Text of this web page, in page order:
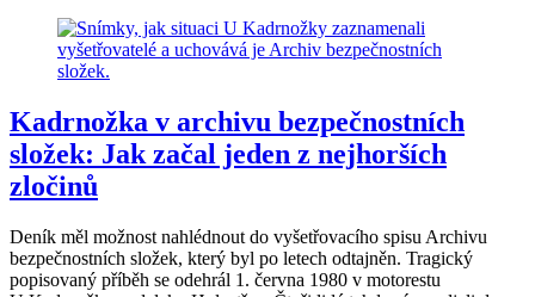
Kadrnožka v archivu bezpečnostních
složek: Jak začal jeden z nejhorších
zločinů
Deník měl možnost nahlédnout do vyšetřovacího spisu Archivu
bezpečnostních složek, který byl po letech odtajněn. Tragický
popisovaný příběh se odehrál 1. června 1980 v motorestu